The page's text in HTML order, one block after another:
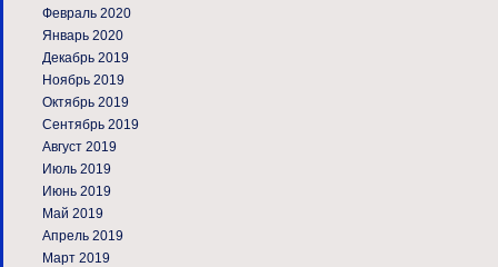
Февраль 2020
Январь 2020
Декабрь 2019
Ноябрь 2019
Октябрь 2019
Сентябрь 2019
Август 2019
Июль 2019
Июнь 2019
Май 2019
Апрель 2019
Март 2019